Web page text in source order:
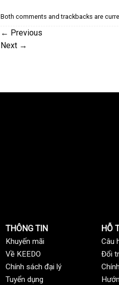
Both comments and trackbacks are
← Previous
Next →
THÔNG TIN
Khuyến mãi
Về KEEDO
Chính sách đại lý
Tuyển dụng
HỖ
Câu
Đổi